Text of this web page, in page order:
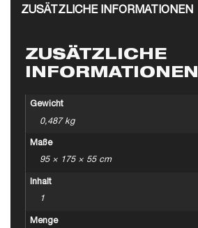
ZUSÄTZLICHE INFORMATIONEN
ZUSÄTZLICHE
INFORMATIONEN
Gewicht
0,487 kg
Maße
95 × 175 × 55 cm
Inhalt
1
Menge